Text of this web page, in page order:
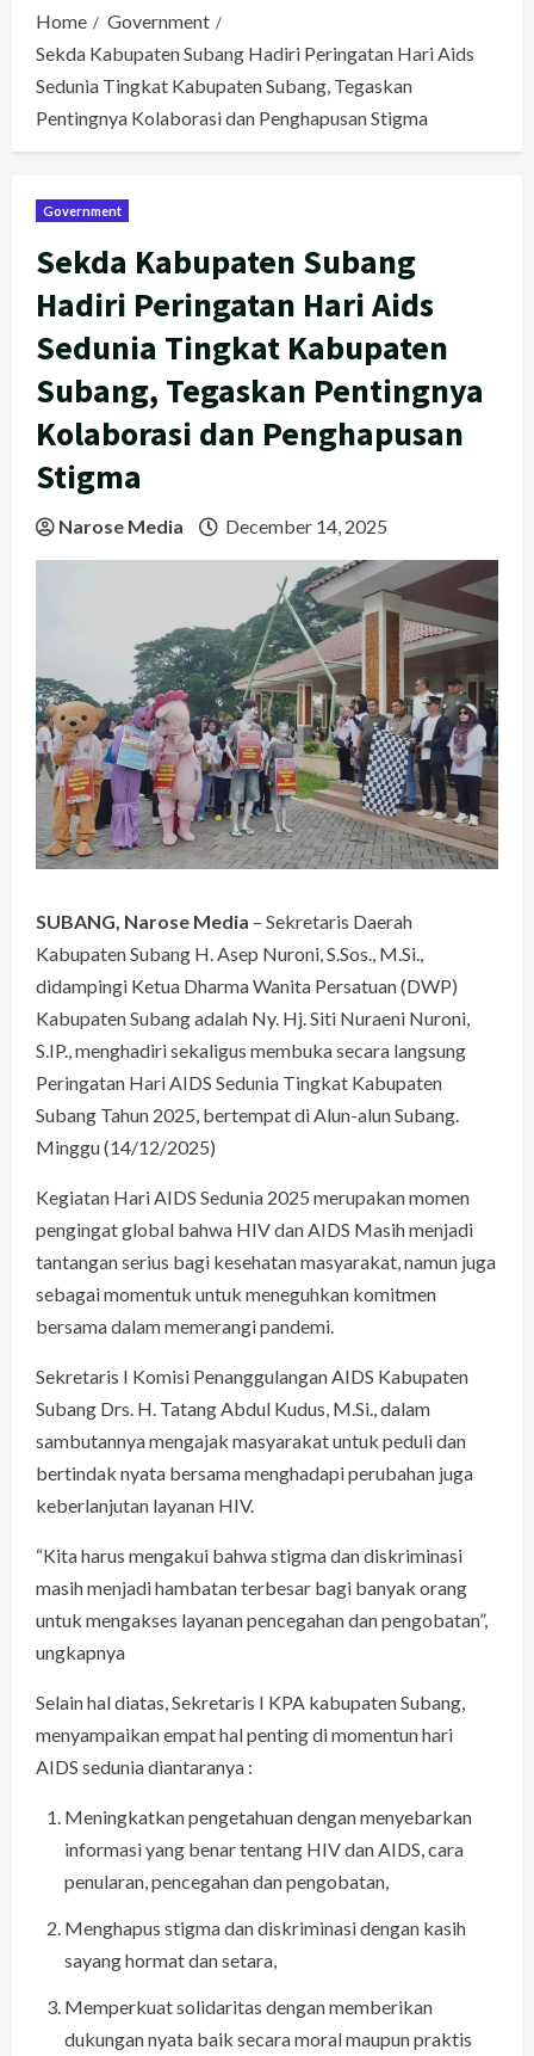
Home
Government
Sekda Kabupaten Subang Hadiri Peringatan Hari Aids
Sedunia Tingkat Kabupaten Subang, Tegaskan
Pentingnya Kolaborasi dan Penghapusan Stigma
Government
Sekda Kabupaten Subang
Hadiri Peringatan Hari Aids
Sedunia Tingkat Kabupaten
Subang, Tegaskan Pentingnya
Kolaborasi dan Penghapusan
Stigma
Narose Media December 14, 2025
SUBANG, Narose Media – Sekretaris Daerah
Kabupaten Subang H. Asep Nuroni, S.Sos., M.Si.,
didampingi Ketua Dharma Wanita Persatuan (DWP)
Kabupaten Subang adalah Ny. Hj. Siti Nuraeni Nuroni,
S.IP., menghadiri sekaligus membuka secara langsung
Peringatan Hari AIDS Sedunia Tingkat Kabupaten
Subang Tahun 2025, bertempat di Alun-alun Subang.
Minggu (14/12/2025)
Kegiatan Hari AIDS Sedunia 2025 merupakan momen
pengingat global bahwa HIV dan AIDS Masih menjadi
tantangan serius bagi kesehatan masyarakat, namun juga
sebagai momentuk untuk meneguhkan komitmen
bersama dalam memerangi pandemi.
Sekretaris I Komisi Penanggulangan AIDS Kabupaten
Subang Drs. H. Tatang Abdul Kudus, M.Si., dalam
sambutannya mengajak masyarakat untuk peduli dan
bertindak nyata bersama menghadapi perubahan juga
keberlanjutan layanan HIV.
“Kita harus mengakui bahwa stigma dan diskriminasi
masih menjadi hambatan terbesar bagi banyak orang
untuk mengakses layanan pencegahan dan pengobatan”,
ungkapnya
Selain hal diatas, Sekretaris I KPA kabupaten Subang,
menyampaikan empat hal penting di momentun hari
AIDS sedunia diantaranya :
Meningkatkan pengetahuan dengan menyebarkan
informasi yang benar tentang HIV dan AIDS, cara
penularan, pencegahan dan pengobatan,
Menghapus stigma dan diskriminasi dengan kasih
sayang hormat dan setara,
Memperkuat solidaritas dengan memberikan
dukungan nyata baik secara moral maupun praktis